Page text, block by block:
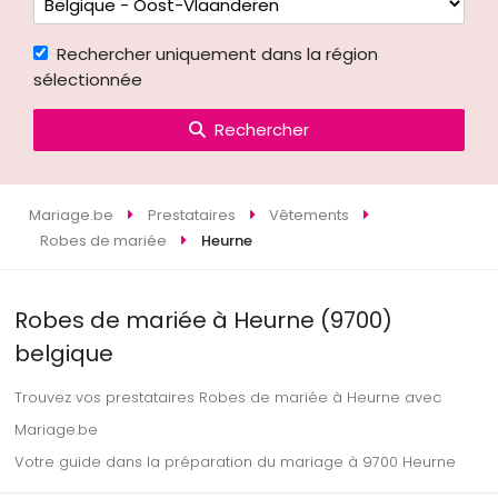
Rechercher uniquement dans la région
sélectionnée
Rechercher
Mariage.be Prestataires
Vêtements
Robes de mariée
Heurne
Robes de mariée à Heurne (9700)
belgique
Trouvez vos prestataires Robes de mariée à Heurne avec
Mariage.be
Votre guide dans la préparation du mariage à 9700 Heurne